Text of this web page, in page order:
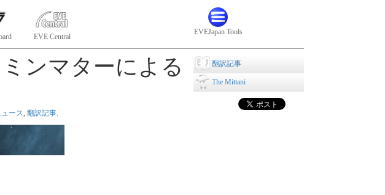
EVE Central
EVEJapan Tools
ンマターによる
ース, 翻訳記事.
翻訳記事
The Mittani